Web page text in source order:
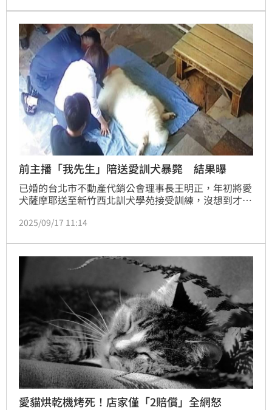
程。
前主播「我先生」陪送愛訓犬暴斃 結果曝
已婚的台北市不動產代銷公會理事長王明正，年初將愛
犬薩摩耶送至新竹西北訓犬學苑接受訓練，沒想到才短
同現身學苑的前民視主播林青逸，兩人互動親暱也引發
求驗屍，經台大動物醫院解剖，最後確認死因是急性
「胃扭轉」，無外傷、虐待，也無毒物反應，解剖報告
顯示，薩摩耶猝逝與訓犬學苑無關，並重申會配合司法
調查，盼釐清真相，
2025/09/17 11:14
愛貓烘乾機烤死！店家僅「2賠償」全網怒